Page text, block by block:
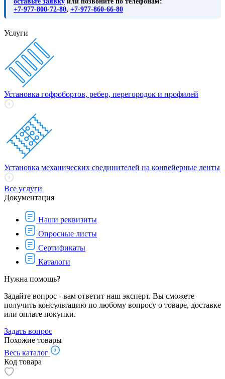
+7-977-800-72-80, +7-977-860-66-80
Услуги
Установка гофробортов, ребер, перегородок и профилей
Установка механических соединителей на конвейерные ленты
Все услуги
Документация
Наши реквизиты
Опросные листы
Сертификаты
Каталоги
Нужна помощь?
Задайте вопрос - вам ответит наш эксперт. Вы сможете
получить консультацию по любому вопросу о товаре, доставке
или оплате покупки.
Задать вопрос
Похожие товары
Весь каталог
Код товара